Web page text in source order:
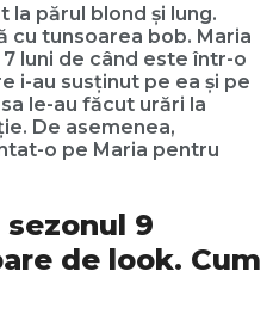
la părul blond și lung.
cu tunsoarea bob. Maria
luni de când este într-o
i-au susținut pe ea și pe
le-au făcut urări la
De asemenea,
o pe Maria pentru
sezonul 9
de look. Cum